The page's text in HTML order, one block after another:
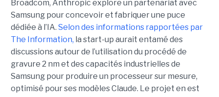
Broadcom, Anthropic explore un partenariat avec
Samsung pour concevoir et fabriquer une puce
dédiée à l’IA. Selon des informations rapportées par
The Information, la start-up aurait entamé des
discussions autour de l’utilisation du procédé de
gravure 2 nm et des capacités industrielles de
Samsung pour produire un processeur sur mesure,
optimisé pour ses modèles Claude. Le projet en est